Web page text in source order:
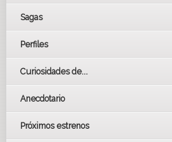
Sagas
Perfiles
Curiosidades de...
Anecdotario
Próximos estrenos